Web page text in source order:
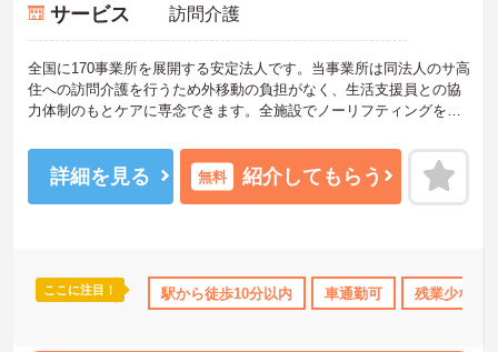
託児所・育児補助 産休･育休･介護休暇取得実績あり
サービス 訪問介護
全国に170事業所を展開する安定法人です。当事業所は同法人のサ高
住への訪問介護を行うため外移動の負担がなく、生活支援員との協
力体制のもとケアに専念できます。全施設でノーリフティングを実
ッシュ休暇としっかり休める体制です。教育面では1on1のメンター
制度や、法人が費用負担する資格取得支援など手厚いサポートが魅
力。リロクラブ加盟や誕生日ギフトなどの福利厚生、保育料補助や
★おすすめPOINT★
【サ高住への訪問のため移動の負担がなく無理なく働けます】 ・同
詳細を見る 無料 紹介してもらう
ここに注目！ 駅から徒歩10分以内 車通勤可 残業少なめ